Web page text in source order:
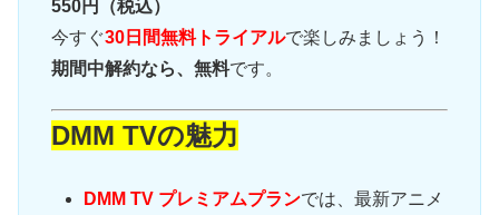
550円（税込）
今すぐ30日間無料トライアルで楽しみましょう！
期間中解約なら、無料です。
DMM TVの魅力
DMM TV プレミアムプランでは、最新アニメ